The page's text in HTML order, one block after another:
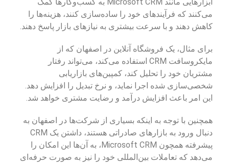
ابزارهایی مانند Microsoft CRM به کسب‌وکارها کمک
می‌کنند که فرآیندهای خود را ساده‌سازی کنند، هزینه‌ها را
کاهش دهند و با سرعت بیشتری به نیازهای بازار پاسخ دهند.
برای مثال، یک فروشگاه آنلاین در اصفهان که از
مایکروسافت CRM استفاده می‌کند، می‌تواند رفتار
مشتریان خود را تحلیل کند، کمپین‌های بازاریابی
شخصی‌سازی شده اجرا نماید، و نرخ تبدیل را افزایش دهد.
این امر باعث افزایش درآمد و رضایت مشتری خواهد شد.
همچنین با توجه به اینکه بسیاری از شرکت‌ها در اصفهان به
دنبال ورود به بازارهای صادراتی هستند، داشتن یک CRM
پیشرفته همچون Microsoft CRM، به آن‌ها این امکان را
می‌دهد که تعاملات بین‌المللی خود را نیز به صورت حرفه‌ای